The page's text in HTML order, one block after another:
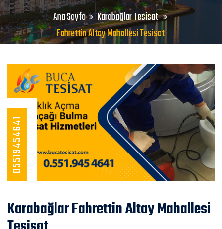
Ana Sayfa
Karabağlar Tesisat
Fahrettin Altay Mahallesi Tesisat
05519454641
Karabağlar Fahrettin Altay Mahallesi